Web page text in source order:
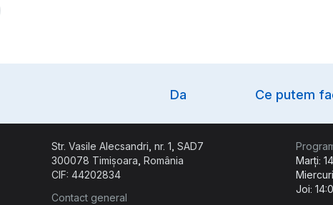
Da Ce putem
Str. Vasile Alecsandri, nr. 1, SAD7
300078 Timișoara, România
CIF: 44202834
Contact general
Marți:
Joi: